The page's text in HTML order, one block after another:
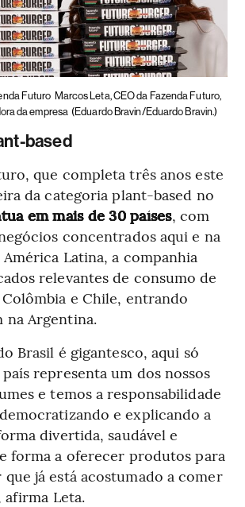
Futuro Marcos Leta, CEO da Fazenda Futuro,
da empresa (Eduardo Bravin/Eduardo Bravin.)
based
que completa três anos este
da categoria plant-based no
em mais de 30 países, com
concentrados aqui e na
Latina, a companhia
relevantes de consumo de
e Chile, entrando
na Argentina.
Brasil é gigantesco, aqui só
representa um dos nossos
e temos a responsabilidade
e explicando a
divertida, saudável e
forma a oferecer produtos para
já está acostumado a comer
afirma Leta.